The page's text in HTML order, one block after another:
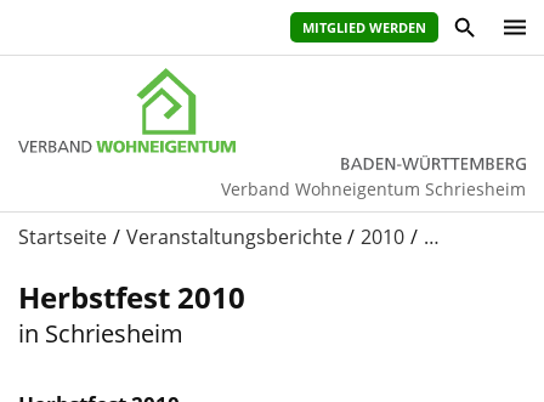
MITGLIED WERDEN
Verband Wohneigentum Schriesheim
Startseite Veranstaltungsberichte 2010 …
Herbstfest 2010
in Schriesheim